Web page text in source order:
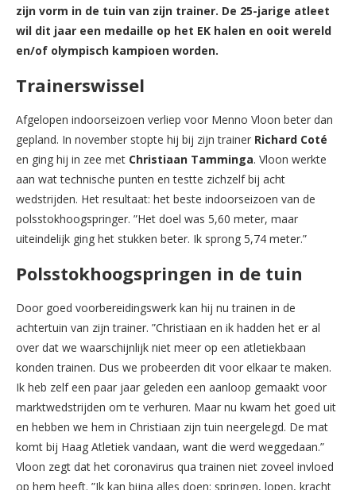
zijn vorm in de tuin van zijn trainer. De 25-jarige atleet
wil dit jaar een medaille op het EK halen en ooit wereld
en/of olympisch kampioen worden.
Trainerswissel
Afgelopen indoorseizoen verliep voor Menno Vloon beter dan
gepland. In november stopte hij bij zijn trainer Richard Coté
en ging hij in zee met Christiaan Tamminga. Vloon werkte
aan wat technische punten en testte zichzelf bij acht
wedstrijden. Het resultaat: het beste indoorseizoen van de
polsstokhoogspringer. ”Het doel was 5,60 meter, maar
uiteindelijk ging het stukken beter. Ik sprong 5,74 meter.”
Polsstokhoogspringen in de tuin
Door goed voorbereidingswerk kan hij nu trainen in de
achtertuin van zijn trainer. ”Christiaan en ik hadden het er al
over dat we waarschijnlijk niet meer op een atletiekbaan
konden trainen. Dus we probeerden dit voor elkaar te maken.
Ik heb zelf een paar jaar geleden een aanloop gemaakt voor
marktwedstrijden om te verhuren. Maar nu kwam het goed uit
en hebben we hem in Christiaan zijn tuin neergelegd. De mat
komt bij Haag Atletiek vandaan, want die werd weggedaan.”
Vloon zegt dat het coronavirus qua trainen niet zoveel invloed
op hem heeft. ”Ik kan bijna alles doen: springen, lopen, kracht